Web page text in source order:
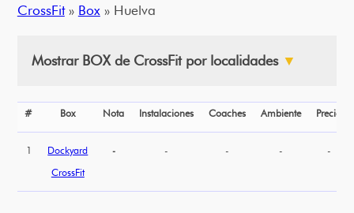
CrossFit» Box» Huelva
Mostrar BOX de CrossFit por localidades ▼
# Box Nota Instalaciones Coaches Ambiente Precio
1
Dockyard
CrossFit
- - - - -